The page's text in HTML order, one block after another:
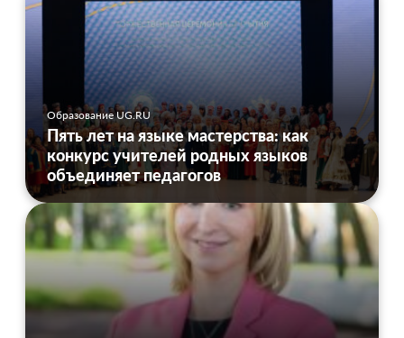
Образование UG.RU
Пять лет на языке мастерства: как
конкурс учителей родных языков
объединяет педагогов